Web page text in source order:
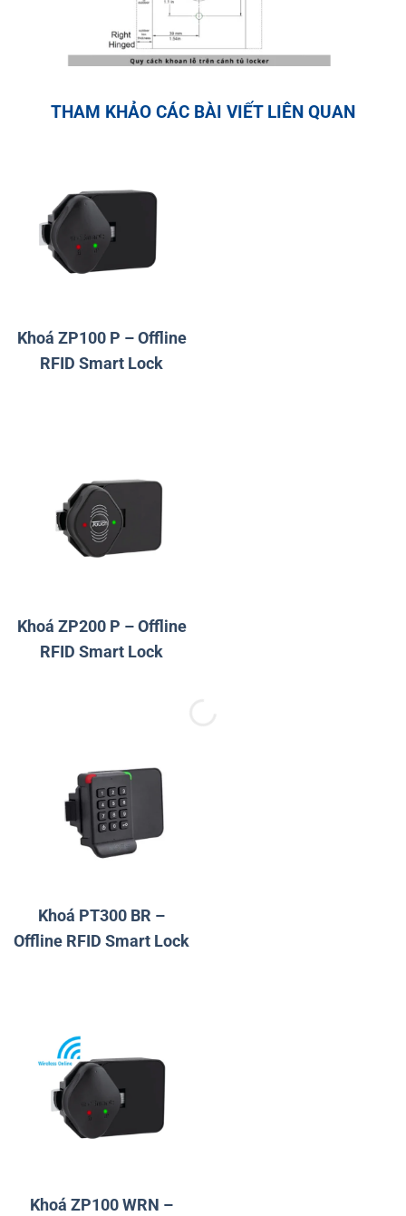
THAM KHẢO CÁC BÀI VIẾT LIÊN QUAN
Khoá ZP100 P – Offline
RFID Smart Lock
Khoá ZP200 P – Offline
RFID Smart Lock
Khoá PT300 BR –
Offline RFID Smart Lock
Khoá ZP100 WRN –